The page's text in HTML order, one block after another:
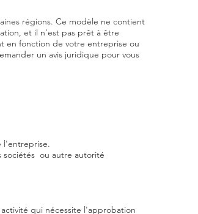
régions. Ce modèle ne contient
et il n'est pas prêt à être
en fonction de votre entreprise ou
un avis juridique pour vous
l'entreprise.
sociétés ou autre autorité
qui nécessite l'approbation